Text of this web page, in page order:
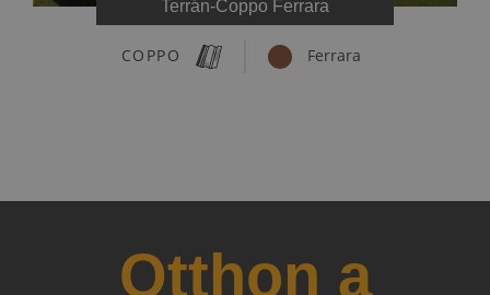
Terrán-Coppo Ferrara
COPPO Ferrara
Otthon a